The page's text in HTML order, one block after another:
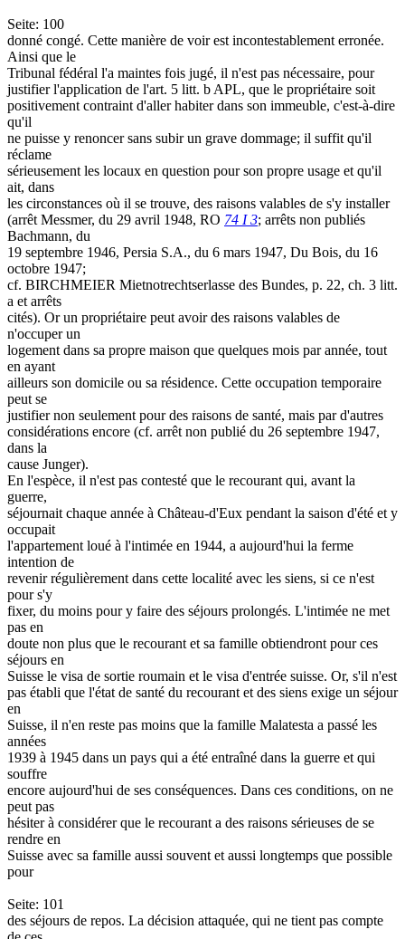
Seite: 100
donné congé. Cette manière de voir est incontestablement erronée.
Ainsi que le
Tribunal fédéral l'a maintes fois jugé, il n'est pas nécessaire, pour
justifier l'application de l'art. 5 litt. b APL, que le propriétaire soit
positivement contraint d'aller habiter dans son immeuble, c'est-à-dire
qu'il
ne puisse y renoncer sans subir un grave dommage; il suffit qu'il
réclame
sérieusement les locaux en question pour son propre usage et qu'il
ait, dans
les circonstances où il se trouve, des raisons valables de s'y installer
(arrêt Messmer, du 29 avril 1948, RO 74 I 3; arrêts non publiés
Bachmann, du
19 septembre 1946, Persia S.A., du 6 mars 1947, Du Bois, du 16
octobre 1947;
cf. BIRCHMEIER Mietnotrechtserlasse des Bundes, p. 22, ch. 3 litt.
a et arrêts
cités). Or un propriétaire peut avoir des raisons valables de
n'occuper un
logement dans sa propre maison que quelques mois par année, tout
en ayant
ailleurs son domicile ou sa résidence. Cette occupation temporaire
peut se
justifier non seulement pour des raisons de santé, mais par d'autres
considérations encore (cf. arrêt non publié du 26 septembre 1947,
dans la
cause Junger).
En l'espèce, il n'est pas contesté que le recourant qui, avant la
guerre,
séjournait chaque année à Château-d'Eux pendant la saison d'été et y
occupait
l'appartement loué à l'intimée en 1944, a aujourd'hui la ferme
intention de
revenir régulièrement dans cette localité avec les siens, si ce n'est
pour s'y
fixer, du moins pour y faire des séjours prolongés. L'intimée ne met
pas en
doute non plus que le recourant et sa famille obtiendront pour ces
séjours en
Suisse le visa de sortie roumain et le visa d'entrée suisse. Or, s'il n'est
pas établi que l'état de santé du recourant et des siens exige un séjour
en
Suisse, il n'en reste pas moins que la famille Malatesta a passé les
années
1939 à 1945 dans un pays qui a été entraîné dans la guerre et qui
souffre
encore aujourd'hui de ses conséquences. Dans ces conditions, on ne
peut pas
hésiter à considérer que le recourant a des raisons sérieuses de se
rendre en
Suisse avec sa famille aussi souvent et aussi longtemps que possible
pour
Seite: 101
des séjours de repos. La décision attaquée, qui ne tient pas compte